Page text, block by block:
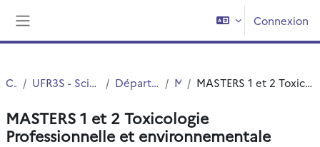
Connexion
Cours UFR3S - Sciences de Santé et du Sport Département UFR3S - ILIS Master MASTERS 1 et 2 Toxicologie Professionnelle et environnementale
MASTERS 1 et 2 Toxicologie
Professionnelle et environnementale